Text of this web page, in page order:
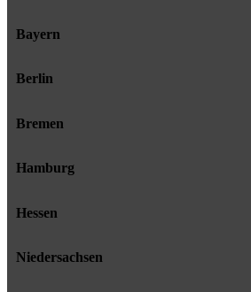
Bayern
Berlin
Bremen
Hamburg
Hessen
Niedersachsen